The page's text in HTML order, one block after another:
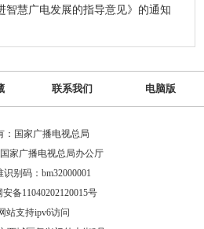
智慧广电发展的指导意见》的通知
联系我们 电脑版
：国家广播电视总局
家广播电视总局办公厅
别码：bm32000001
备11040202120015号
站支持ipv6访问